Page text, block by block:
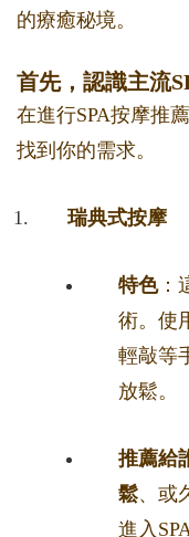
的療癒秘境。
首先，認識主流
在進行SPA按摩推
找到你的需求。
瑞典式按摩
特色：
術。使
輕敲等
放鬆。
推薦給
鬆、或
進入